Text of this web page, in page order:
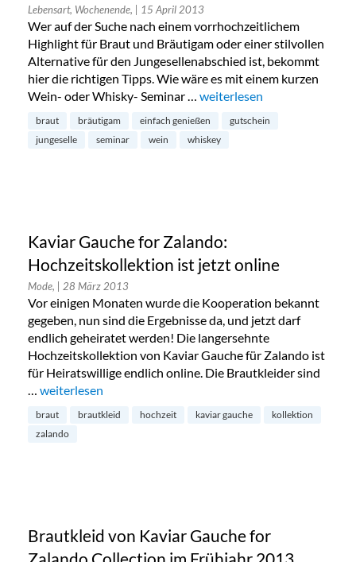
Lebensart, Wochenende, | 15 April 2013
Wer auf der Suche nach einem vorrhochzeitlichem
Highlight für Braut und Bräutigam oder einer stilvollen
Alternative für den Jungesellenabschied ist, bekommt
hier die richtigen Tipps. Wie wäre es mit einem kurzen
Wein- oder Whisky- Seminar … „einfach geniessen:
weiterlesen
braut bräutigam einfach genießen
gutschein
jungeselle
seminar wein whiskey
Kaviar Gauche for Zalando:
Hochzeitskollektion ist jetzt online
Mode, | 28 März 2013
Vor einigen Monaten wurde die Kooperation bekannt
gegeben, nun sind die Ergebnisse da, und jetzt darf
endlich geheiratet werden! Die langersehnte
Hochzeitskollektion von Kaviar Gauche für Zalando ist
für Heiratswillige endlich online. Die Brautkleider sind
… „Kaviar Gauche for Zalando: Hochzeitskollektion ist jetzt
weiterlesen
braut brautkleid hochzeit kaviar gauche
kollektion
zalando
Brautkleid von Kaviar Gauche for